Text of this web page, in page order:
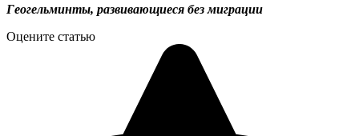
Геогельминты, развивающиеся без миграции
Оцените статью